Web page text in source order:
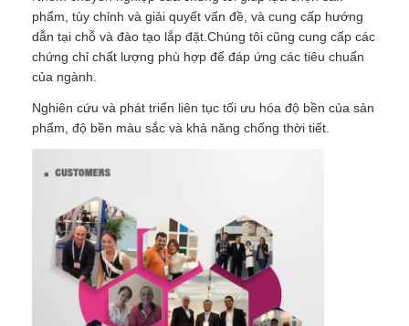
phẩm, tùy chỉnh và giải quyết vấn đề, và cung cấp hướng
dẫn tại chỗ và đào tạo lắp đặt.Chúng tôi cũng cung cấp các
chứng chỉ chất lượng phù hợp để đáp ứng các tiêu chuẩn
của ngành.
Nghiên cứu và phát triển liên tục tối ưu hóa độ bền của sản
phẩm, độ bền màu sắc và khả năng chống thời tiết.